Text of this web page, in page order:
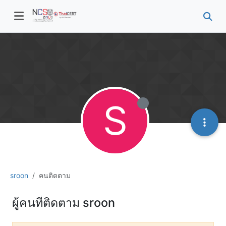
sroon คนติดตาม
S
ผู้คนที่ติดตาม sroon